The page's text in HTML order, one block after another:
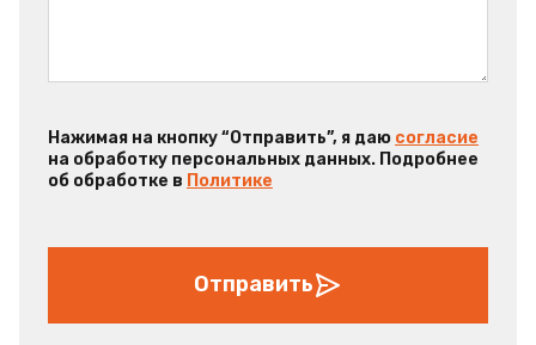
Нажимая на кнопку “Отправить”, я даю согласие
на обработку персональных данных. Подробнее
об обработке в Политике
Отправить